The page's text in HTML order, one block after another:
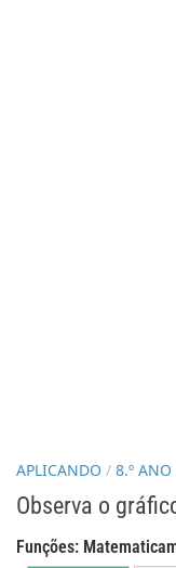
APLICANDO / 8.º ANO
Observa o
Funções: